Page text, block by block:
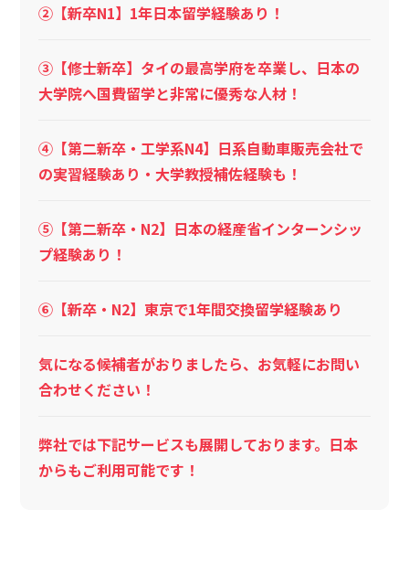
②【新卒N1】1年日本留学経験あり！
③【修士新卒】タイの最高学府を卒業し、日本の
大学院へ国費留学と非常に優秀な人材！
④【第二新卒・工学系N4】日系自動車販売会社で
の実習経験あり・大学教授補佐経験も！
⑤【第二新卒・N2】日本の経産省インターンシッ
プ経験あり！
⑥【新卒・N2】東京で1年間交換留学経験あり
気になる候補者がおりましたら、お気軽にお問い
合わせください！
弊社では下記サービスも展開しております。日本
からもご利用可能です！